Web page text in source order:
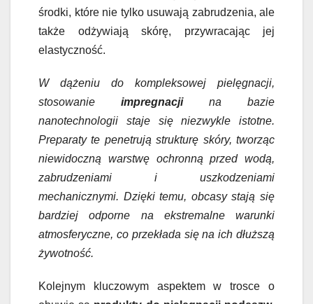
środki, które nie tylko usuwają zabrudzenia, ale
także odżywiają skórę, przywracając jej
elastyczność.
W dążeniu do kompleksowej pielęgnacji,
stosowanie impregnacjina bazie
nanotechnologii staje się niezwykle istotne.
Preparaty te penetrują strukturę skóry, tworząc
niewidoczną warstwę ochronną przed wodą,
zabrudzeniami i uszkodzeniami
mechanicznymi. Dzięki temu, obcasy stają się
bardziej odporne na ekstremalne warunki
atmosferyczne, co przekłada się na ich dłuższą
żywotność.
Kolejnym kluczowym aspektem w trosce o